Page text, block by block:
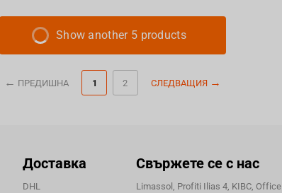
Show another 5 products
ПРЕДИШНА 1 2 СЛЕДВАЩИЯ
Доставка
DHL
Свържете се с нас
Limassol, Profiti Ilias 4, KIBC, Office